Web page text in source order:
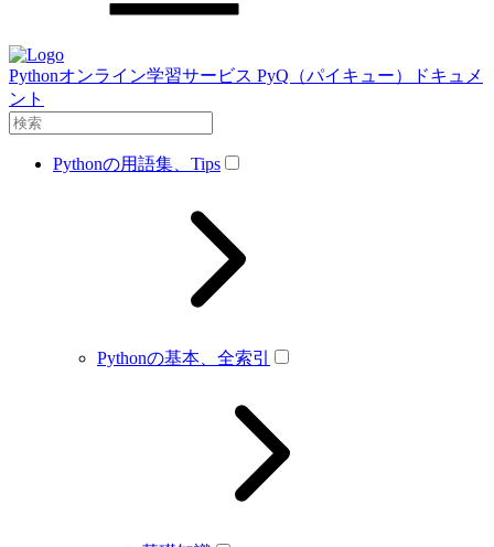
Pythonオンライン学習サービス PyQ（パイキュー）ドキュメ
ント
Pythonの用語集、Tips
Pythonの基本、全索引